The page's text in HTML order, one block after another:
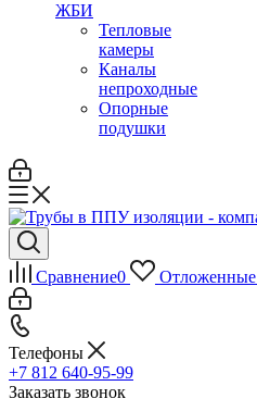
ЖБИ
Тепловые
камеры
Каналы
непроходные
Опорные
подушки
Сравнение0 Отложенные
Телефоны
+7 812 640-95-99
Заказать звонок